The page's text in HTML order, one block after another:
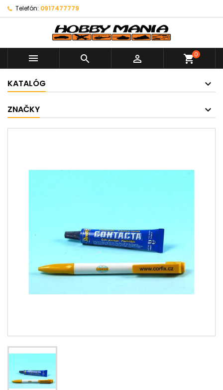
Telefón: 0917477779
   shopping_cart0
KATALÓG
ZNAČKY